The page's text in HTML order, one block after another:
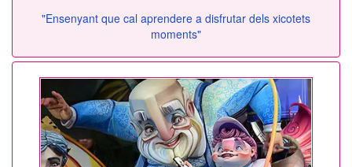
"Ensenyant que cal aprendere a disfrutar dels xicotets
moments"